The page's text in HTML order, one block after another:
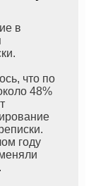
в
что по
48%
году